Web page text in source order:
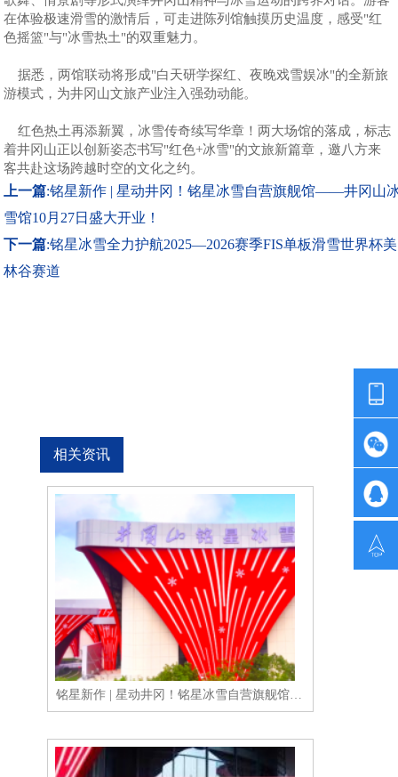
在体验极速滑雪的激情后，可走进陈列馆触摸历史温度，感受"红
色摇篮"与"冰雪热土"的双重魅力。
据悉，两馆联动将形成"白天研学探红、夜晚戏雪娱冰"的全新旅
游模式，为井冈山文旅产业注入强劲动能。
红色热土再添新翼，冰雪传奇续写华章！两大场馆的落成，标志
着井冈山正以创新姿态书写"红色+冰雪"的文旅新篇章，邀八方来
客共赴这场跨越时空的文化之约。
上一篇:铭星新作 | 星动井冈！铭星冰雪自营旗舰馆——井冈山
雪馆10月27日盛大开业！
下一篇:铭星冰雪全力护航2025—2026赛季FIS单板滑雪世界杯美
林谷赛道
相关资讯
铭星新作 | 星动井冈！铭星冰雪自营旗舰馆——井冈山冰雪馆10月27日盛大开业！